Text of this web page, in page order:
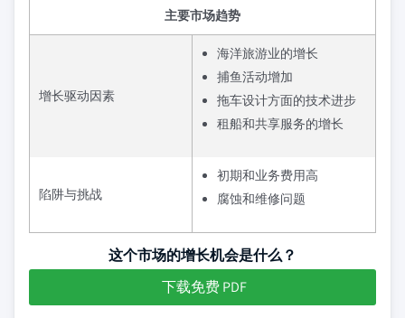
主要市场趋势
增长驱动因素
海洋旅游业的增长
捕鱼活动增加
拖车设计方面的技术进步
租船和共享服务的增长
陷阱与挑战
初期和业务费用高
腐蚀和维修问题
这个市场的增长机会是什么？
下载免费 PDF